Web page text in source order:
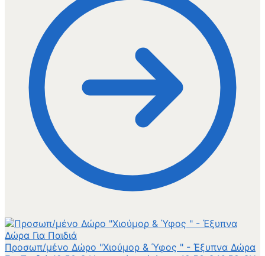
Προσωπ/μένο Δώρο "Χιούμορ & Ύφος " - Έξυπνα Δώρα